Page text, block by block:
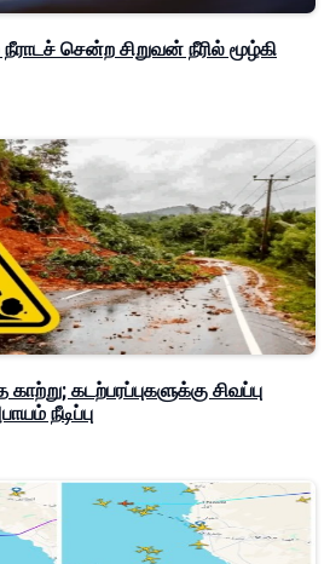
சென்ற சிறுவன் நீரில் மூழ்கி
கடற்பரப்புகளுக்கு சிவப்பு
நீடிப்பு